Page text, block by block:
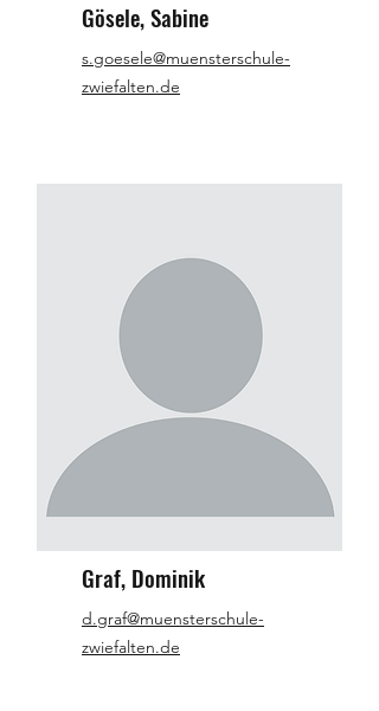
Gösele, Sabine
s.goesele@muensterschule-
zwiefalten.de
Graf, Dominik
d.graf@muensterschule-
zwiefalten.de